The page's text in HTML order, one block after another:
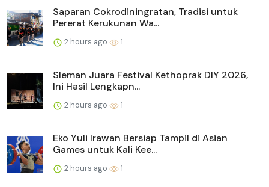
Saparan Cokrodiningratan, Tradisi untuk
Pererat Kerukunan Wa...
2 hours ago 1
Sleman Juara Festival Kethoprak DIY 2026,
Ini Hasil Lengkapn...
2 hours ago 1
Eko Yuli Irawan Bersiap Tampil di Asian
Games untuk Kali Kee...
2 hours ago 1